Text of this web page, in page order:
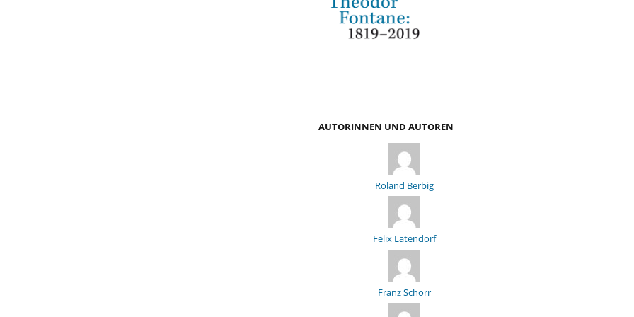
AUTORINNEN UND AUTOREN
Roland Berbig
Felix Latendorf
Franz Schorr